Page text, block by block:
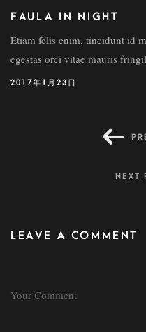
FAULA IN NIGHT
Etiam felis enim, tincidunt id
egestas orci vitae mauris
2017年1月23日
NEXT
LEAVE A COMMENT